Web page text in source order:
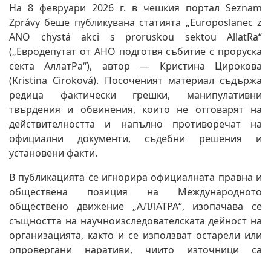
На 8 февруари 2026 г. в чешкия портал Seznam
Zprávy беше публикувана статията „Europoslanec z
ANO chystá akci s proruskou sektou AllatRa“
(„Евродепутат от АНО подготвя събитие с проруска
секта АллатРа“), автор — Кристина Цирокова
(Kristina Ciroková). Посоченият материал съдържа
редица фактически грешки, манипулативни
твърдения и обвинения, които не отговарят на
действителността и напълно противоречат на
официални документи, съдебни решения и
установени факти.
В публикацията се игнорира официалната правна и
обществена позиция на Международното
обществено движение „АЛЛАТРА“, изопачава се
същността на научноизследователската дейност на
организацията, както и се използват остарели или
опровергани наративи, чиито източници са